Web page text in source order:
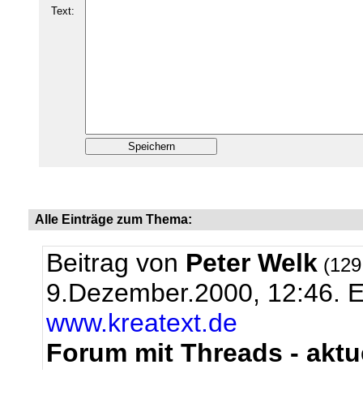
Text:
Alle Einträge zum Thema:
Beitrag von Peter Welk
9.Dezember.2000, 12:46.
www.kreatext.de
Forum mit Threads -